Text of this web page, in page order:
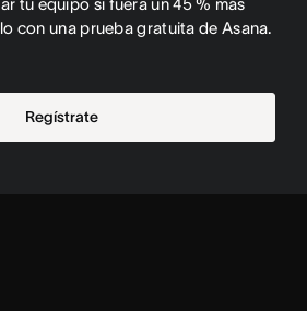
con una prueba gratuita de Asana.
Regístrate